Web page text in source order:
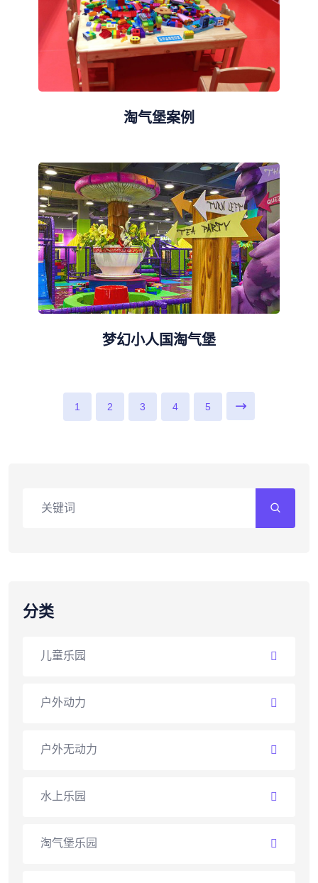
淘气堡案例
梦幻小人国淘气堡
1 2 3 4 5
分类
儿童乐园
户外动力
户外无动力
水上乐园
淘气堡乐园